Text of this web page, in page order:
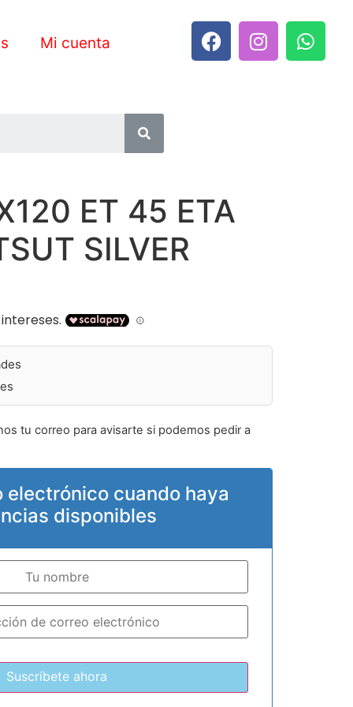
Mi cuenta
ET 45 ETA
SILVER
tu correo para avisarte si podemos pedir a
electrónico cuando haya
disponibles